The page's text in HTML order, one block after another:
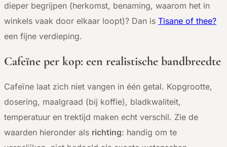
dieper begrijpen (herkomst, benaming, waarom het in
winkels vaak door elkaar loopt)? Dan is Tisane of thee?
een fijne verdieping.
Cafeïne per kop: een realistische bandbreedte
Cafeïne laat zich niet vangen in één getal. Kopgrootte,
dosering, maalgraad (bij koffie), bladkwaliteit,
temperatuur en trektijd maken echt verschil. Zie de
waarden hieronder als richting: handig om te